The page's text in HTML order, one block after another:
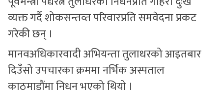
व्यक्त गर्दै शोकसन्तव्त परिवारप्रति समवेदना प्रकट
गरेकी छन् ।
मानवअधिकारवादी अभियन्ता तुलाधरको आइतबार
दिउँसो उपचारका क्रममा नर्भिक अस्पताल
काठमाडौंमा निधन भएको थियो ।